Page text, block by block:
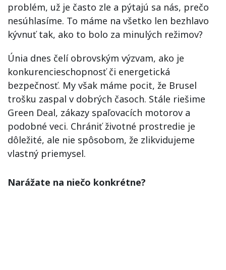
problém, už je často zle a pýtajú sa nás, prečo
nesúhlasíme. To máme na všetko len bezhlavo
kývnuť tak, ako to bolo za minulých režimov?
Únia dnes čelí obrovským výzvam, ako je
konkurencieschopnosť či energetická
bezpečnosť. My však máme pocit, že Brusel
trošku zaspal v dobrých časoch. Stále riešime
Green Deal, zákazy spaľovacích motorov a
podobné veci. Chrániť životné prostredie je
dôležité, ale nie spôsobom, že zlikvidujeme
vlastný priemysel.
Narážate na niečo konkrétne?